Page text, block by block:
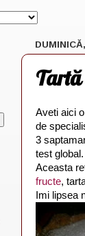
Tartă
Aveti aici
de
3
test
Aceasta
fructe,
Imi lipsea